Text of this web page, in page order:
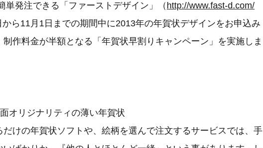
単発注できる「ファーストデザイン」（ http://www.fast-d.com/
ら11月1日までの期間中に2013年の年賀状デザインをお申込み
作料金が半額となる「年賀状早割りキャンペーン」を実施しま
オリジナリティの薄い年賀状
けの年賀状ソフトや、絵柄を選んで注文するサービスでは、手